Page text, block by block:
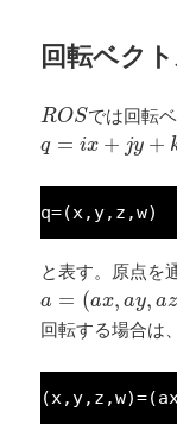
回転ベク
ROS
ROS では回転
q = ix + jy +
q =ix+j y+ kz + w
q=(x,y,z,w)
と表す。原点を
a = (ax, ay, az
a =(ax,ay ,az )
回転する場合は